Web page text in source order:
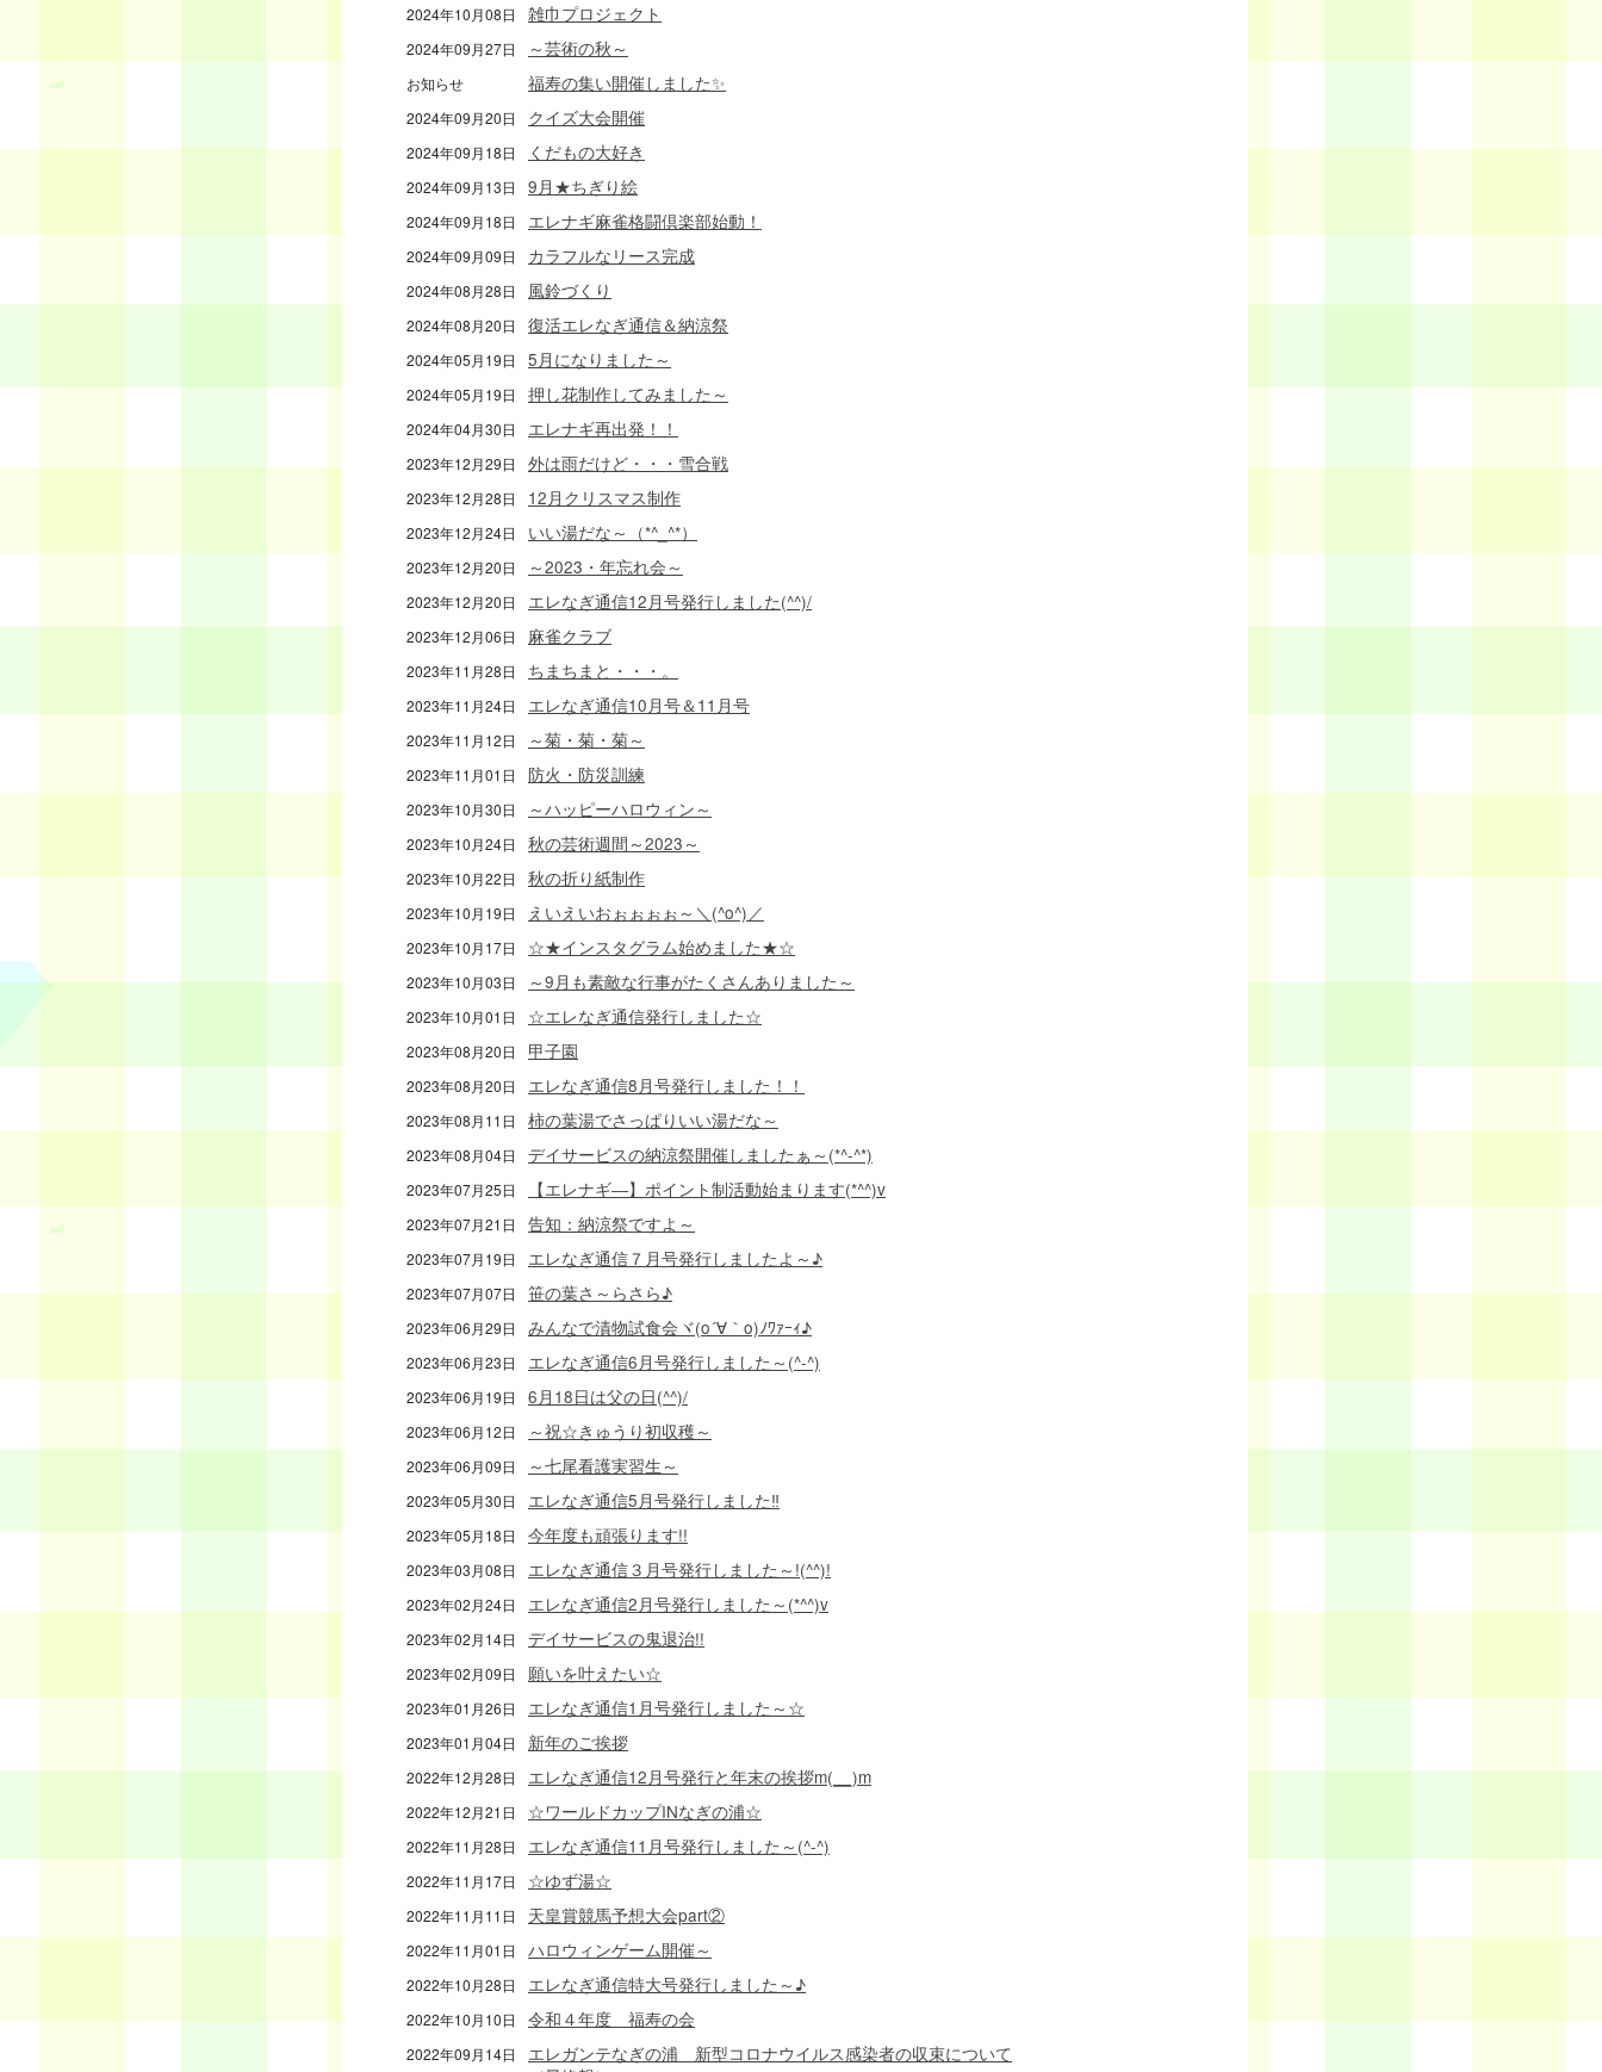
2024年10月08日 雑巾プロジェクト
2024年09月27日 ～芸術の秋～
お知らせ 福寿の集い開催しました✨
2024年09月20日 クイズ大会開催
2024年09月18日 くだもの大好き
2024年09月13日 9月★ちぎり絵
2024年09月18日 エレナギ麻雀格闘倶楽部始動！
2024年09月09日 カラフルなリース完成
2024年08月28日 風鈴づくり
2024年08月20日 復活エレなぎ通信＆納涼祭
2024年05月19日 5月になりました～
2024年05月19日 押し花制作してみました～
2024年04月30日 エレナギ再出発！！
2023年12月29日 外は雨だけど・・・雪合戦
2023年12月28日 12月クリスマス制作
2023年12月24日 いい湯だな～（*^_^*）
2023年12月20日 ～2023・年忘れ会～
2023年12月20日 エレなぎ通信12月号発行しました(^^)/
2023年12月06日 麻雀クラブ
2023年11月28日 ちまちまと・・・。
2023年11月24日 エレなぎ通信10月号＆11月号
2023年11月12日 ～菊・菊・菊～
2023年11月01日 防火・防災訓練
2023年10月30日 ～ハッピーハロウィン～
2023年10月24日 秋の芸術週間～2023～
2023年10月22日 秋の折り紙制作
2023年10月19日 えいえいおぉぉぉぉ～＼(^o^)／
2023年10月17日 ☆★インスタグラム始めました★☆
2023年10月03日 ～9月も素敵な行事がたくさんありました～
2023年10月01日 ☆エレなぎ通信発行しました☆
2023年08月20日 甲子園
2023年08月20日 エレなぎ通信8月号発行しました！！
2023年08月11日 柿の葉湯でさっぱりいい湯だな～
2023年08月04日 デイサービスの納涼祭開催しましたぁ～(*^-^*)
2023年07月25日 【エレナギ―】ポイント制活動始まります(*^^)v
2023年07月21日 告知：納涼祭ですよ～
2023年07月19日 エレなぎ通信７月号発行しましたよ～♪
2023年07月07日 笹の葉さ～らさら♪
2023年06月29日 みんなで漬物試食会ヾ(o´∀｀o)ﾉﾜｧｰｨ♪
2023年06月23日 エレなぎ通信6月号発行しました～(^-^)
2023年06月19日 6月18日は父の日(^^)/
2023年06月12日 ～祝☆きゅうり初収穫～
2023年06月09日 ～七尾看護実習生～
2023年05月30日 エレなぎ通信5月号発行しました‼
2023年05月18日 今年度も頑張ります!!
2023年03月08日 エレなぎ通信３月号発行しました～!(^^)!
2023年02月24日 エレなぎ通信2月号発行しました～(*^^)v
2023年02月14日 デイサービスの鬼退治!!
2023年02月09日 願いを叶えたい☆
2023年01月26日 エレなぎ通信1月号発行しました～☆
2023年01月04日 新年のご挨拶
2022年12月28日 エレなぎ通信12月号発行と年末の挨拶m(__)m
2022年12月21日 ☆ワールドカップINなぎの浦☆
2022年11月28日 エレなぎ通信11月号発行しました～(^-^)
2022年11月17日 ☆ゆず湯☆
2022年11月11日 天皇賞競馬予想大会part②
2022年11月01日 ハロウィンゲーム開催～
2022年10月28日 エレなぎ通信特大号発行しました～♪
2022年10月10日 令和４年度 福寿の会
2022年09月14日
エレガンテなぎの浦 新型コロナウイルス感染者の収束について